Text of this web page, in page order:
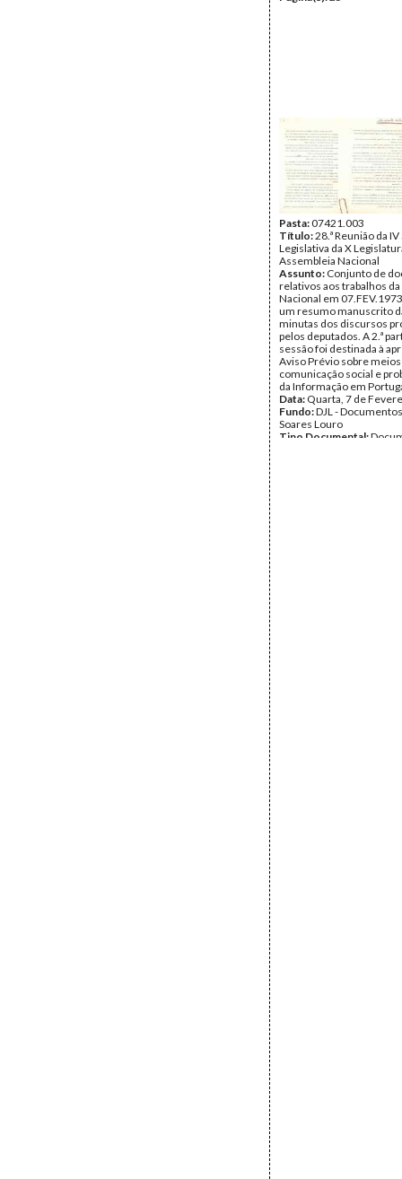
Pasta:07421.003
Título:28.ª Reunião da
Legislativa da X
Assembleia Nacional
Assunto: Conjunto de
relativos aos trabalhos
Nacional em
um resumo manuscrito
minutas dos discursos
pelos deputados. A 2.ª
sessão foi destinada à
Aviso Prévio sobre
comunicação social e
da Informação em
Data: Quarta, 7 de
Fundo:DJL -
Soares Louro
Tipo Documental: